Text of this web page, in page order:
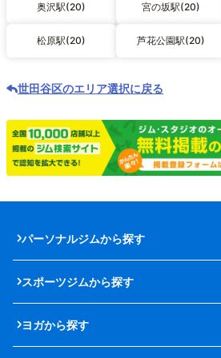
奥沢駅(20) 宮の坂駅(20)
松原駅(20) 芦花公園駅(20)
世田谷区のエリア選択に戻る
パーソナルジムから探す
スポーツジムから探す
ヨガから探す